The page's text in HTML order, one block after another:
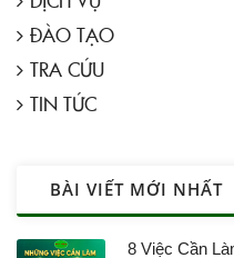
ĐÀO TẠO
TRA CỨU
TIN TỨC
BÀI VIẾT MỚI NHẤT
8 Việc Cần